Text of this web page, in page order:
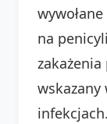
na
wskazany